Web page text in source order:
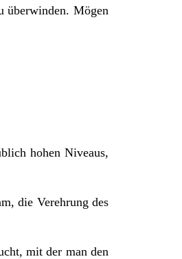
überwinden. Mögen
hohen Niveaus,
die Verehrung des
mit der man den